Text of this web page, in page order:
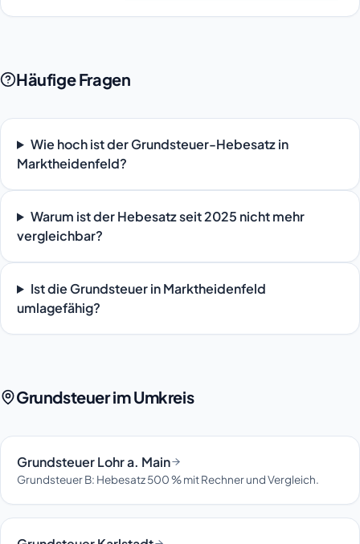
Häufige Fragen
Wie hoch ist der Grundsteuer-Hebesatz in
Marktheidenfeld?
Warum ist der Hebesatz seit 2025 nicht mehr
vergleichbar?
Ist die Grundsteuer in Marktheidenfeld
umlagefähig?
Grundsteuer im Umkreis
Grundsteuer Lohr a. Main
Grundsteuer B: Hebesatz 500 % mit Rechner und Vergleich.